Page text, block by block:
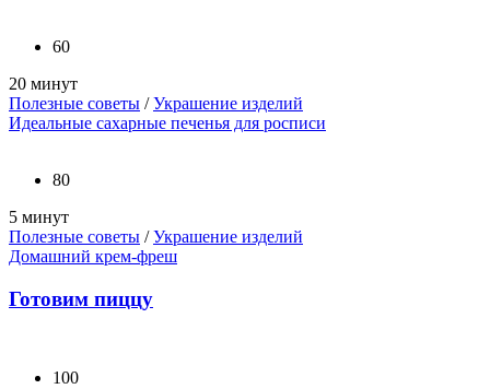
60
20 минут
Полезные советы /Украшение изделий
Идеальные сахарные печенья для росписи
80
5 минут
Полезные советы /Украшение изделий
Домашний крем-фреш
Готовим пиццу
100